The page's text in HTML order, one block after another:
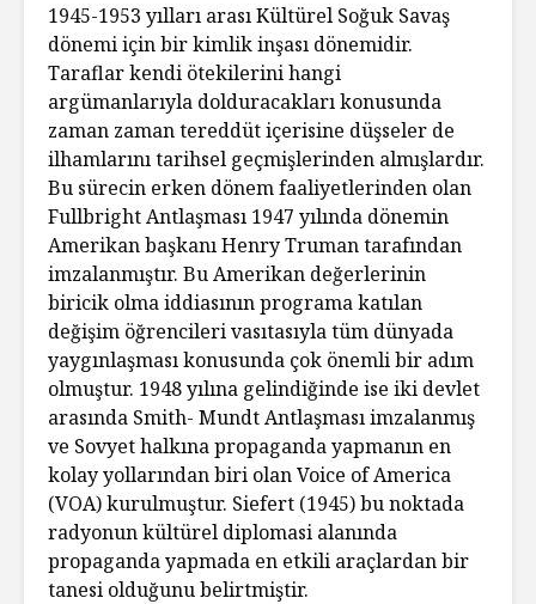
1945-1953 yılları arası Kültürel Soğuk Savaş
dönemi için bir kimlik inşası dönemidir.
Taraflar kendi ötekilerini hangi
argümanlarıyla dolduracakları konusunda
zaman zaman tereddüt içerisine düşseler de
ilhamlarını tarihsel geçmişlerinden almışlardır.
Bu sürecin erken dönem faaliyetlerinden olan
Fullbright Antlaşması 1947 yılında dönemin
Amerikan başkanı Henry Truman tarafından
imzalanmıştır. Bu Amerikan değerlerinin
biricik olma iddiasının programa katılan
değişim öğrencileri vasıtasıyla tüm dünyada
yaygınlaşması konusunda çok önemli bir adım
olmuştur. 1948 yılına gelindiğinde ise iki devlet
arasında Smith- Mundt Antlaşması imzalanmış
ve Sovyet halkına propaganda yapmanın en
kolay yollarından biri olan Voice of America
(VOA) kurulmuştur. Siefert (1945) bu noktada
radyonun kültürel diplomasi alanında
propaganda yapmada en etkili araçlardan bir
tanesi olduğunu belirtmiştir.